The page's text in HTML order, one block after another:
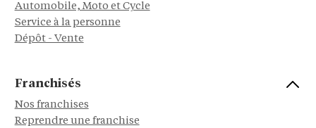
Automobile, Moto et Cycle
Service à la personne
Dépôt - Vente
Franchisés
Nos franchises
Reprendre une franchise